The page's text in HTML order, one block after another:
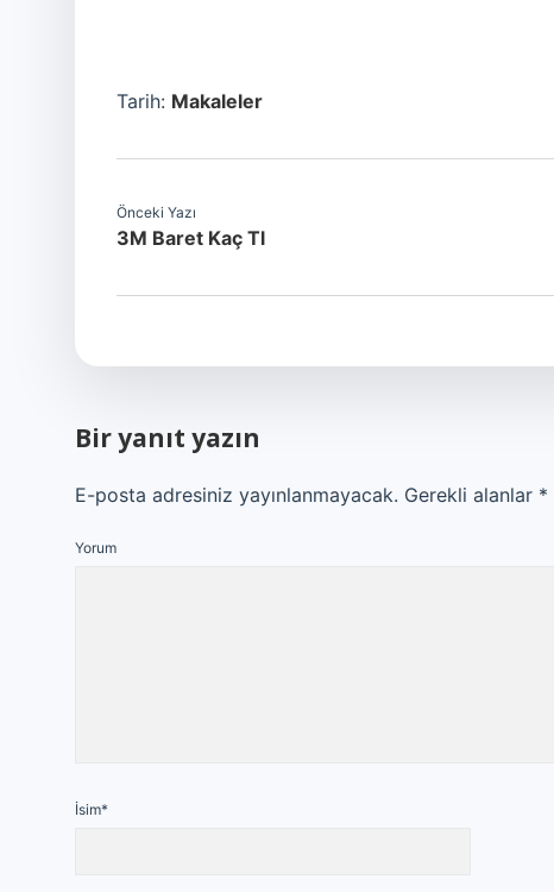
Tarih: Makaleler
Önceki Yazı
3M Baret Kaç Tl
Bir yanıt yazın
E-posta adresiniz yayınlanmayacak. Gerekli alanlar *
Yorum
İsim*